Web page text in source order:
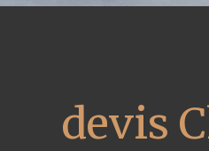
devis